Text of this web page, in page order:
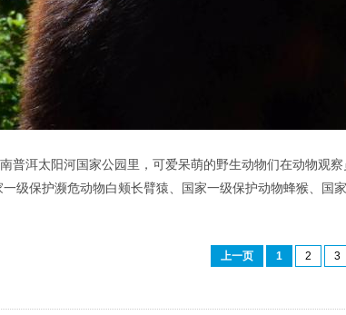
普洱太阳河国家公园里，可爱呆萌的野生动物们在动物观
级保护濒危动物白颊长臂猿、国家一级保护动物蜂猴、
上一页 1 2 3